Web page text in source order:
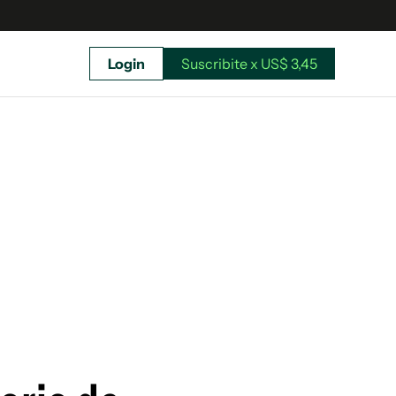
Suscribite x US$ 3,45
Login Suscribite x US$ 3,45